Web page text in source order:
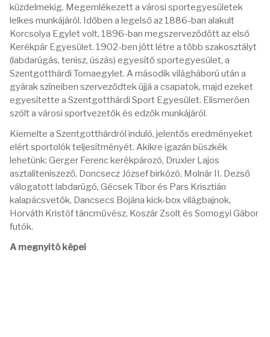
küzdelmekig. Megemlékezett a városi sportegyesületek
lelkes munkájáról. Időben a legelső az 1886-ban alakult
Korcsolya Egylet volt, 1896-ban megszerveződött az első
Kerékpár Egyesület. 1902-ben jött létre a több szakosztályt
(labdarúgás, tenisz, úszás) egyesítő sportegyesület, a
Szentgotthárdi Tornaegylet. A második világháború után a
gyárak színeiben szerveződtek újjá a csapatok, majd ezeket
egyesítette a Szentgotthárdi Sport Egyesület. Elismerően
szólt a városi sportvezetők és edzők munkájáról.
Kiemelte a Szentgotthárdról induló, jelentős eredményeket
elért sportolók teljesítményét. Akikre igazán büszkék
lehetünk: Gerger Ferenc kerékpározó, Druxler Lajos
asztaliteniszező, Doncsecz József birkózó, Molnár II. Dezső
válogatott labdarúgó, Gécsek Tibor és Pars Krisztián
kalapácsvetők, Dancsecs Bojána kick-box világbajnok,
Horváth Kristóf táncművész, Koszár Zsolt és Somogyi Gábor
futók.
A megnyitó képei